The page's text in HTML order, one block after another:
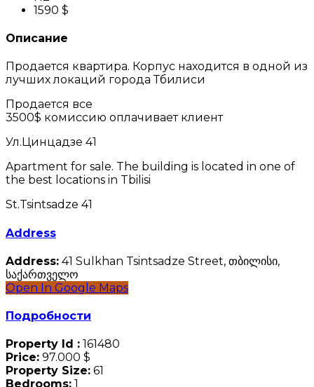
1590 $
Описание
Продается квартира. Корпус находится в одной из
лучших локаций города Тбилиси
Продается все
3500$ комиссию оплачивает клиент
Ул.Цинцадзе 41
Apartment for sale. The building is located in one of
the best locations in Tbilisi
St.Tsintsadze 41
Address
Address: 41 Sulkhan Tsintsadze Street, თბილისი,
საქართველო
Open In Google Maps
Подробности
Property Id : 161480
Price: 97.000 $
Property Size: 61
Bedrooms: 1